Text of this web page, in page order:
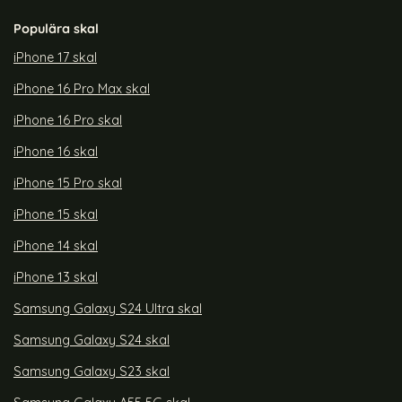
Populära skal
iPhone 17 skal
iPhone 16 Pro Max skal
iPhone 16 Pro skal
iPhone 16 skal
iPhone 15 Pro skal
iPhone 15 skal
iPhone 14 skal
iPhone 13 skal
Samsung Galaxy S24 Ultra skal
Samsung Galaxy S24 skal
Samsung Galaxy S23 skal